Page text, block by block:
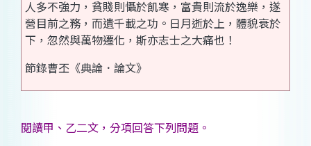
人多不強力，貧賤則懾於飢寒，富貴則流於逸樂，遂
營目前之務，而遺千載之功。日月逝於上，體貌衰於
下，忽然與萬物遷化，斯亦志士之大痛也！
節錄曹丕《典論．論文》
閱讀甲、乙二文，分項回答下列問題。